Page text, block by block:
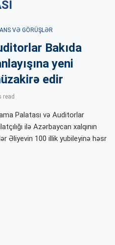
VƏ GÖRÜŞLƏR
Bakıda
yeni
edir
read
Palatası və Auditorlar
ilə Azərbaycan xalqının
Əliyevin 100 illik yubileyinə həsr